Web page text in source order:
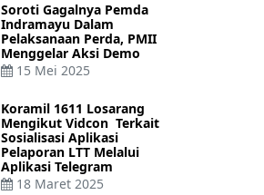
Soroti Gagalnya Pemda
Indramayu Dalam
Pelaksanaan Perda, PMII
Menggelar Aksi Demo
15 Mei 2025
Koramil 1611 Losarang
Mengikut Vidcon Terkait
Sosialisasi Aplikasi
Pelaporan LTT Melalui
Aplikasi Telegram
18 Maret 2025